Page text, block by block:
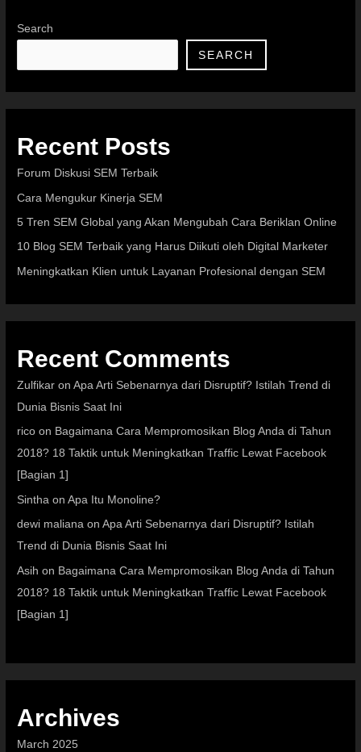
Search
SEARCH
Recent Posts
Forum Diskusi SEM Terbaik
Cara Mengukur Kinerja SEM
5 Tren SEM Global yang Akan Mengubah Cara Beriklan Online
10 Blog SEM Terbaik yang Harus Diikuti oleh Digital Marketer
Meningkatkan Klien untuk Layanan Profesional dengan SEM
Recent Comments
Zulfikar onApa Arti Sebenarnya dari Disruptif? Istilah Trend di
Dunia Bisnis Saat Ini
rico on Bagaimana Cara Mempromosikan Blog Anda di Tahun
2018? 18 Taktik untuk Meningkatkan Traffic Lewat Facebook
[Bagian 1]
Sintha onApa Itu Monoline?
dewi maliana onApa Arti Sebenarnya dari Disruptif? Istilah
Trend di Dunia Bisnis Saat Ini
Asih on Bagaimana Cara Mempromosikan Blog Anda di Tahun
2018? 18 Taktik untuk Meningkatkan Traffic Lewat Facebook
[Bagian 1]
Archives
March 2025